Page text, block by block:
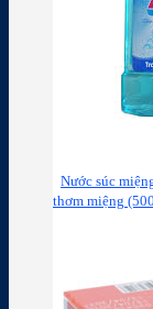
Nước súc
thơm miệng